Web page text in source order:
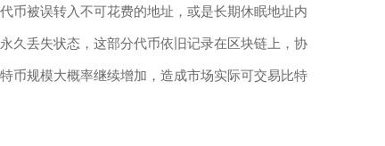
币被误转入不可花费的地址，或是长期休眠地址内
久丢失状态，这部分代币依旧记录在区块链上，协
币规模大概率继续增加，造成市场实际可交易比特